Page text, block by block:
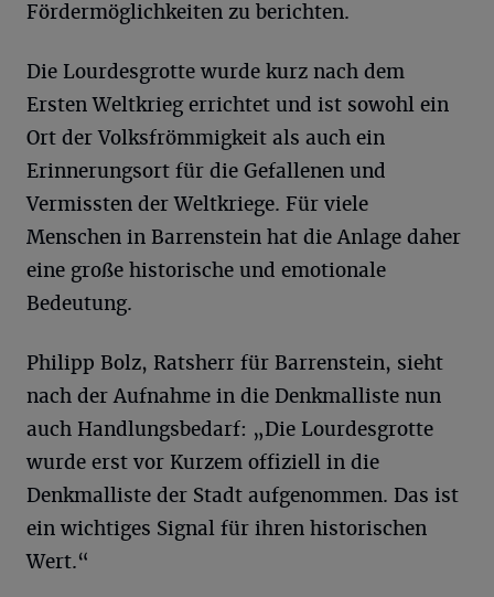
Fördermöglichkeiten zu berichten.
Die Lourdesgrotte wurde kurz nach dem
Ersten Weltkrieg errichtet und ist sowohl ein
Ort der Volksfrömmigkeit als auch ein
Erinnerungsort für die Gefallenen und
Vermissten der Weltkriege. Für viele
Menschen in Barrenstein hat die Anlage daher
eine große historische und emotionale
Bedeutung.
Philipp Bolz, Ratsherr für Barrenstein, sieht
nach der Aufnahme in die Denkmalliste nun
auch Handlungsbedarf: „Die Lourdesgrotte
wurde erst vor Kurzem offiziell in die
Denkmalliste der Stadt aufgenommen. Das ist
ein wichtiges Signal für ihren historischen
Wert.“